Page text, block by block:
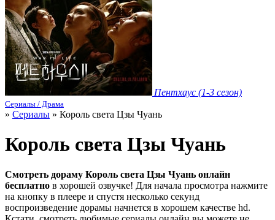
Пентхаус (1-3 сезон)
Сериалы / Драма
» Сериалы » Король света Цзы Чуань
Король света Цзы Чуань
Смотреть дораму Король света Цзы Чуань онлайн
бесплатно в хорошей озвучке! Для начала просмотра нажмите
на кнопку в плеере и спустя несколько секунд
воспроизведение дорамы начнется в хорошем качестве hd.